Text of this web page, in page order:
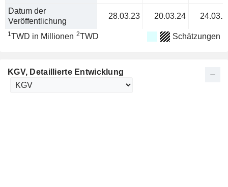
Datum der
Veröffentlichung
28.03.23 20.03.24
1TWD in Millionen 2TWD Schätzungen
KGV, Detaillierte Entwicklung